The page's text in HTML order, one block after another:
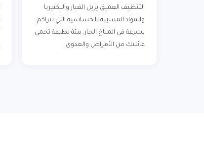
التنظيف العميق يزيل الغبار والبكتيريا
والمواد المسببة للحساسية التي تتراكم
بسرعة في المناخ الحار. بيئة نظيفة تحمي
عائلتك من الأمراض والعدوى.